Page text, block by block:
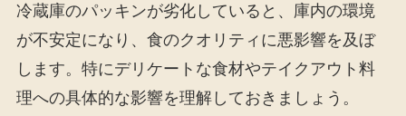
冷蔵庫のパッキンが劣化していると、庫内の環境
が不安定になり、食のクオリティに悪影響を及ぼ
します。特にデリケートな食材やテイクアウト料
理への具体的な影響を理解しておきましょう。